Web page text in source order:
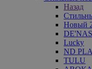
Назад
Новый
Lucky
ND
TULU